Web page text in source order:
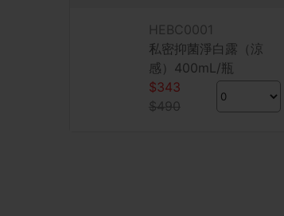
HEBC0001
私密抑菌淨白露（涼
感）400mL/瓶
$343
$490